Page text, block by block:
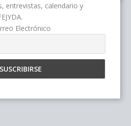
entrevistas, calendario y
Electrónico